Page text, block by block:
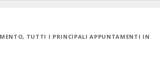
TUTTI I PRINCIPALI APPUNTAMENTI IN